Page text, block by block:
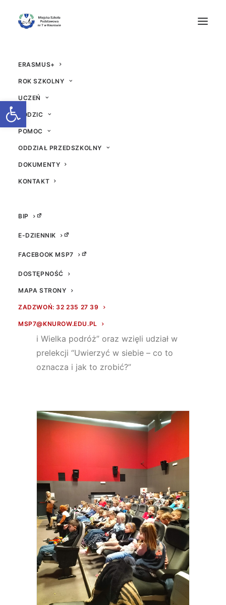
Otwórz pasek narzędzi
ERASMUS+
ROK SZKOLNY
UCZEŃ
RODZIC
POMOC
ODDZIAŁ PRZEDSZKOLNY
DOKUMENTY
KONTAKT
BIP
E-DZIENNIK
FACEBOOK MSP7
DOSTĘPNOŚĆ
MAPA STRONY
ZADZWOŃ: 32 235 27 39
MSP7@KNUROW.EDU.PL
KinoSzkoła w klasach
20 PAŹDZIERNIKA 2022
ramach programu KinoSzkoła.
Uczniowie oglądali animację pt. ” Yakari
i Wielka podróż” oraz wzięli udział w
prelekcji “Uwierzyć w siebie – co to
oznacza i jak to zrobić?”